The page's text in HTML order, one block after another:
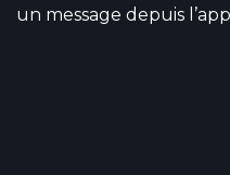
un message depuis